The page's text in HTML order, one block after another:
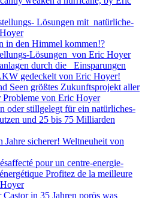
Lösungen mit natürliche-
in den Himmel kommen!?
Lösungen von Eric Hoyer
durch die Einsparungen
gedeckelt von Eric Hoyer!
Seen größtes Zukunftsprojekt aller
von Eric Hoyer
oder stillgelegt für ein natürliches-
und 25 bis 75 Milliarden
sicherer! Weltneuheit von
pour un centre-energie-
Profitez de la meilleure
in 35 Jahren porös was